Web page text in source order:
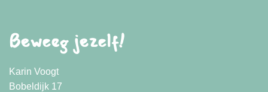
Beweeg jezelf!
Karin Voogt
Bobeldijk 17